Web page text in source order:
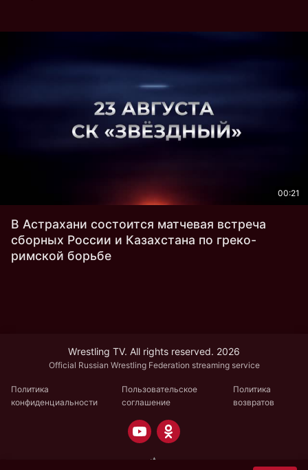
00:21
В Астрахани состоится матчевая встреча
сборных России и Казахстана по греко-
римской борьбе
Wrestling TV. All rights reserved. 2026
Official Russian Wrestling Federation streaming service
Политика
конфиденциальности
Пользовательское
соглашение
Политика
возвратов